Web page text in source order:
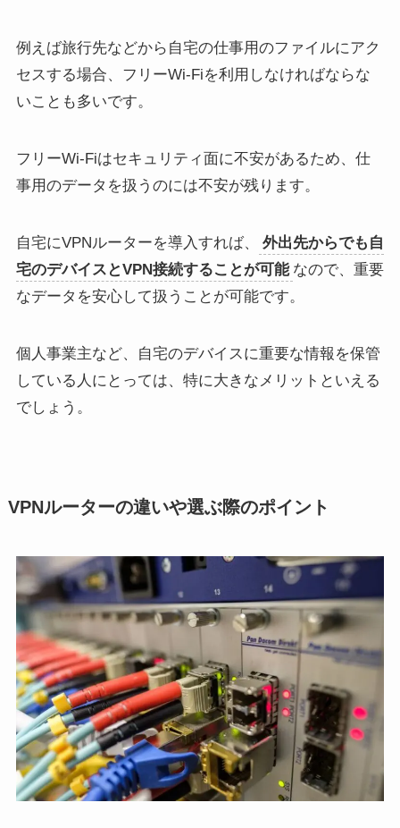
例えば旅行先などから自宅の仕事用のファイルにアク
セスする場合、フリーWi-Fiを利用しなければならな
いことも多いです。
フリーWi-Fiはセキュリティ面に不安があるため、仕
事用のデータを扱うのには不安が残ります。
自宅にVPNルーターを導入すれば、
外出先からでも自
宅のデバイスとVPN接続することが可能 なので、重要
なデータを安心して扱うことが可能です。
個人事業主など、自宅のデバイスに重要な情報を保管
している人にとっては、特に大きなメリットといえる
でしょう。
VPNルーターの違いや選ぶ際のポイント